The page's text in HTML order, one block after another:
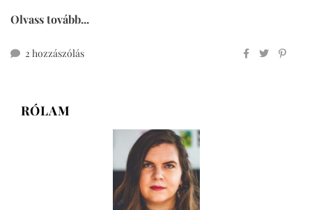
Olvass tovább...
2 hozzászólásmindenmentes
bejegyzéshez
RÓLAM